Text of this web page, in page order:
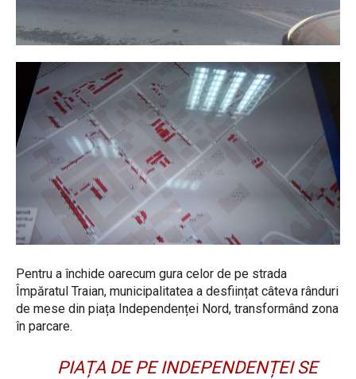
Pentru a închide oarecum gura celor de pe strada
Împăratul Traian, municipalitatea a desființat câteva rânduri
de mese din piața Independenței Nord, transformând zona
în parcare.
PIAȚA DE PE INDEPENDENȚEI SE